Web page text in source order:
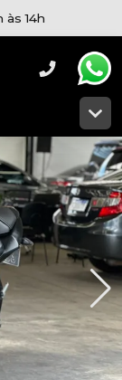
às 14h